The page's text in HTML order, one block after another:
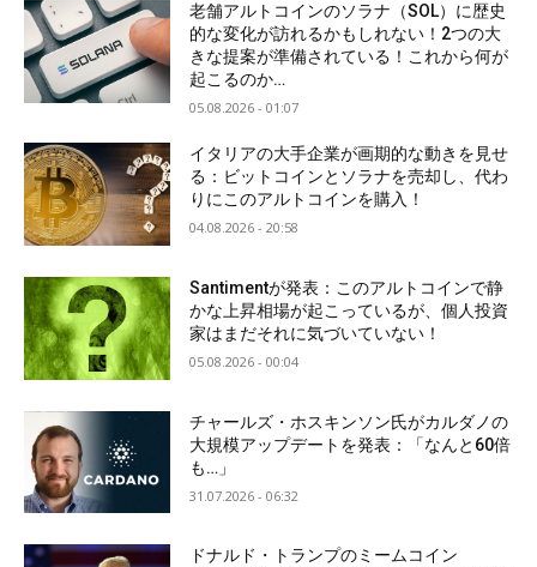
老舗アルトコインのソラナ（SOL）に歴史
的な変化が訪れるかもしれない！2つの大
きな提案が準備されている！これから何が
起こるのか…
05.08.2026 - 01:07
イタリアの大手企業が画期的な動きを見せ
る：ビットコインとソラナを売却し、代わ
りにこのアルトコインを購入！
04.08.2026 - 20:58
Santimentが発表：このアルトコインで静
かな上昇相場が起こっているが、個人投資
家はまだそれに気づいていない！
05.08.2026 - 00:04
チャールズ・ホスキンソン氏がカルダノの
大規模アップデートを発表：「なんと60倍
も…」
31.07.2026 - 06:32
ドナルド・トランプのミームコイン